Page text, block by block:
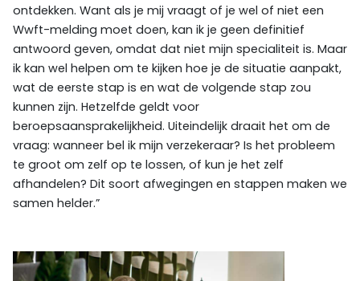
ontdekken. Want als je mij vraagt of je wel of niet een
Wwft-melding moet doen, kan ik je geen definitief
antwoord geven, omdat dat niet mijn specialiteit is. Maar
ik kan wel helpen om te kijken hoe je de situatie aanpakt,
wat de eerste stap is en wat de volgende stap zou
kunnen zijn. Hetzelfde geldt voor
beroepsaansprakelijkheid. Uiteindelijk draait het om de
vraag: wanneer bel ik mijn verzekeraar? Is het probleem
te groot om zelf op te lossen, of kun je het zelf
afhandelen? Dit soort afwegingen en stappen maken we
samen helder.”